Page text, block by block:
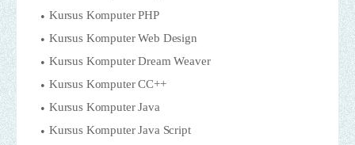
Kursus Komputer PHP
Kursus Komputer Web Design
Kursus Komputer Dream Weaver
Kursus Komputer CC++
Kursus Komputer Java
Kursus Komputer Java Script